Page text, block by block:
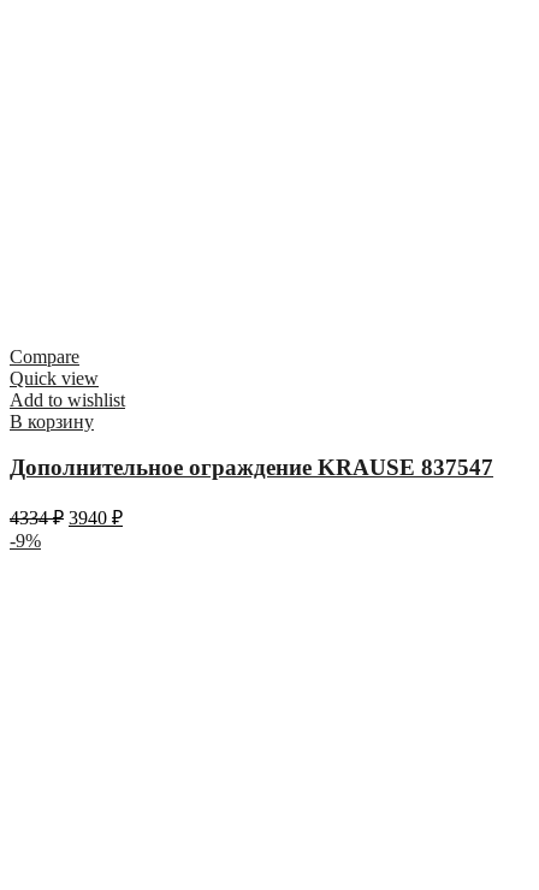
Compare
Quick view
Add to wishlist
В корзину
Дополнительное ограждение KRAUSE 837547
4334₽ 3940 ₽
-9%